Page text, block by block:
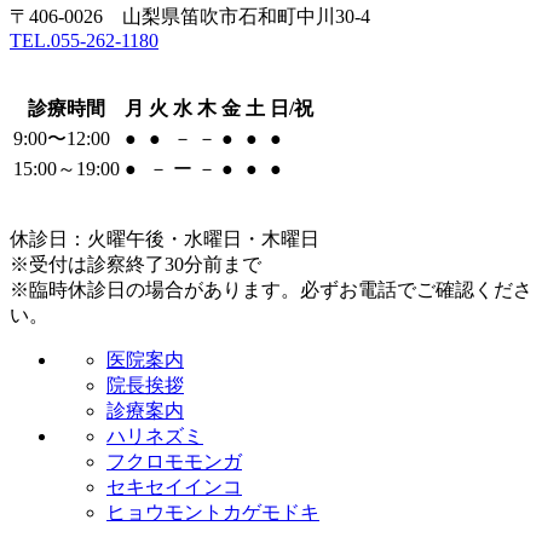
〒406-0026 山梨県笛吹市石和町中川30-4
TEL.055-262-1180
診療時間 月 火 水 木 金 土 日/祝
9:00〜12:00
● ● － － ● ●
●
15:00～19:00 ● － ー － ● ● ●
休診日：火曜午後・水曜日・木曜日
※受付は診察終了30分前まで
※臨時休診日の場合があります。必ずお電話でご確認くださ
い。
医院案内
院長挨拶
診療案内
ハリネズミ
フクロモモンガ
セキセイインコ
ヒョウモントカゲモドキ